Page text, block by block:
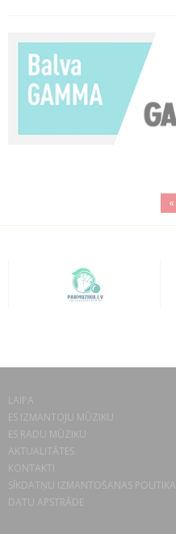
«
LAIPA
ES IZMANTOJU MŪZIKU
ES RADU MŪZIKU
AKTUALITĀTES
KONTAKTI
SĪKDATŅU IZMANTOŠANAS POLITIKA
DATU APSTRĀDE